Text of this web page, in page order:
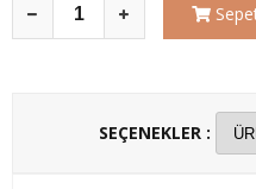
SEÇENEKLER :